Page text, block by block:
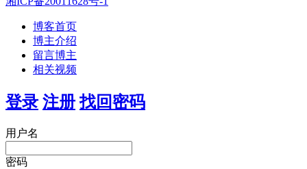
博客首页
博主介绍
留言博主
相关视频
登录 注册 找回密码
用户名
密码